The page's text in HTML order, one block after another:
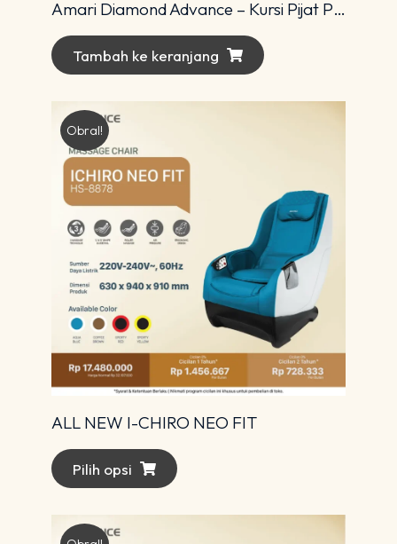
Amari Diamond Advance – Kursi Pijat Premium dengan Teknologi 4D Modern
Tambah ke keranjang
Obral!
ALL NEW I-CHIRO NEO FIT
Pilih opsi